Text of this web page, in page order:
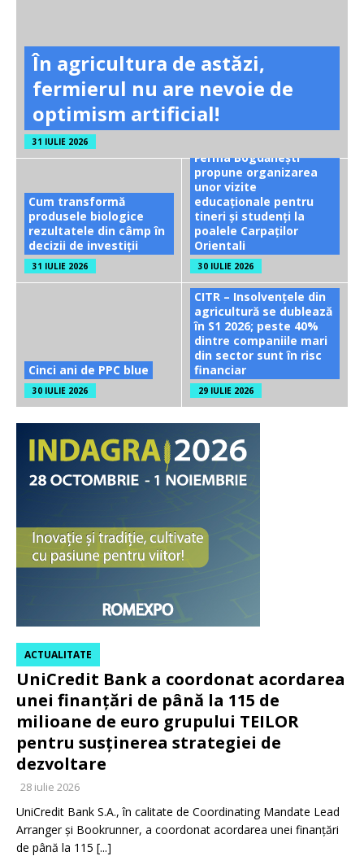
În agricultura de astăzi,
fermierul nu are nevoie de
optimism artificial!
31 IULIE 2026
Cum transformă
produsele biologice
rezultatele din câmp în
decizii de investiții
31 IULIE 2026
Ferma Bogdănești
propune organizarea
unor vizite
educaționale pentru
tineri și studenți la
poalele Carpaților
Orientali
30 IULIE 2026
Cinci ani de PPC blue
30 IULIE 2026
CITR – Insolvențele din
agricultură se dublează
în S1 2026; peste 40%
dintre companiile mari
din sector sunt în risc
financiar
29 IULIE 2026
UniCredit Bank a coordonat acordarea
unei finanțări de până la 115 de
milioane de euro grupului TEILOR
pentru susținerea strategiei de
dezvoltare
ACTUALITATE
28 iulie 2026
UniCredit Bank S.A., în calitate de Coordinating Mandate Lead
Arranger și Bookrunner, a coordonat acordarea unei finanțări
de până la 115 [...]